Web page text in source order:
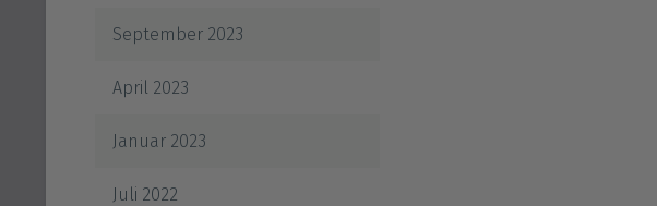
September 2023
April 2023
Januar 2023
Juli 2022